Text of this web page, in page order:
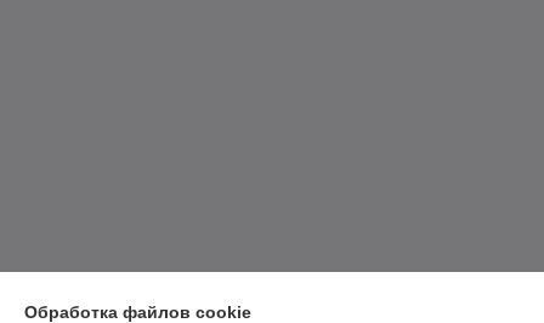
Обработка файлов cookie